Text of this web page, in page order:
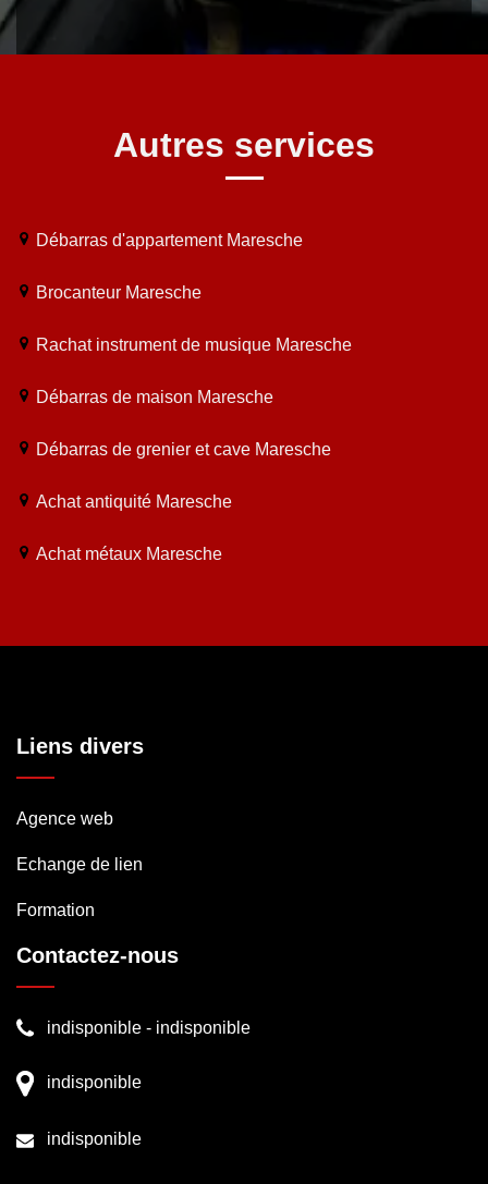
Autres services
Débarras d'appartement Maresche
Brocanteur Maresche
Rachat instrument de musique Maresche
Débarras de maison Maresche
Débarras de grenier et cave Maresche
Achat antiquité Maresche
Achat métaux Maresche
Liens divers
Agence web
Echange de lien
Formation
Contactez-nous
indisponible - indisponible
indisponible
indisponible